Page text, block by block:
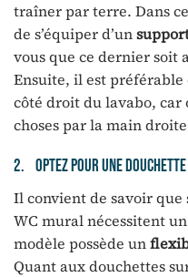
traîner par terre. Dans
de s’équiper d’un
vous que ce dernier soit
Ensuite, il est
côté droit du lavabo, car
choses par la main
2. Optez pour une douchette
Il convient de savoir que
WC mural nécessitent
modèle possède un
Quant aux douchettes